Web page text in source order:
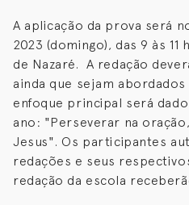
A aplicação da prova será
2023 (domingo), das 9 às
de Nazaré. A redação
ainda que sejam
enfoque principal será
ano: "Perseverar na
Jesus". Os participantes
redações e seus
redação da escola